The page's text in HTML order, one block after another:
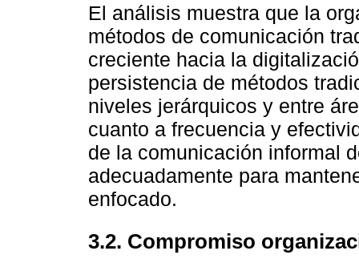
El análisis muestra que la
métodos de comunicación
creciente hacia la
persistencia de métodos
niveles jerárquicos y entre
cuanto a frecuencia y
de la comunicación informal
adecuadamente para
enfocado.
3.2. Compromiso